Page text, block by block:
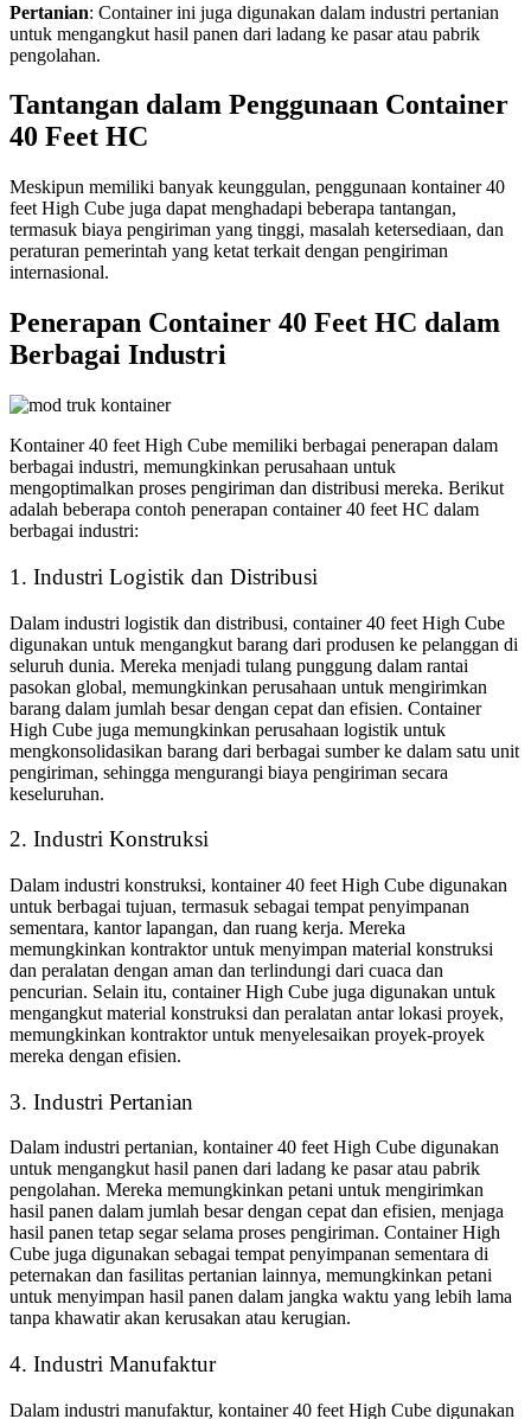
Pertanian: Container ini juga digunakan dalam industri pertanian
untuk mengangkut hasil panen dari ladang ke pasar atau pabrik
pengolahan.
Tantangan dalam Penggunaan Container
40 Feet HC
Meskipun memiliki banyak keunggulan, penggunaan kontainer 40
feet High Cube juga dapat menghadapi beberapa tantangan,
termasuk biaya pengiriman yang tinggi, masalah ketersediaan, dan
peraturan pemerintah yang ketat terkait dengan pengiriman
internasional.
Penerapan Container 40 Feet HC dalam
Berbagai Industri
Kontainer 40 feet High Cube memiliki berbagai penerapan dalam
berbagai industri, memungkinkan perusahaan untuk
mengoptimalkan proses pengiriman dan distribusi mereka. Berikut
adalah beberapa contoh penerapan container 40 feet HC dalam
berbagai industri:
1. Industri Logistik dan Distribusi
Dalam industri logistik dan distribusi, container 40 feet High Cube
digunakan untuk mengangkut barang dari produsen ke pelanggan di
seluruh dunia. Mereka menjadi tulang punggung dalam rantai
pasokan global, memungkinkan perusahaan untuk mengirimkan
barang dalam jumlah besar dengan cepat dan efisien. Container
High Cube juga memungkinkan perusahaan logistik untuk
mengkonsolidasikan barang dari berbagai sumber ke dalam satu unit
pengiriman, sehingga mengurangi biaya pengiriman secara
keseluruhan.
2. Industri Konstruksi
Dalam industri konstruksi, kontainer 40 feet High Cube digunakan
untuk berbagai tujuan, termasuk sebagai tempat penyimpanan
sementara, kantor lapangan, dan ruang kerja. Mereka
memungkinkan kontraktor untuk menyimpan material konstruksi
dan peralatan dengan aman dan terlindungi dari cuaca dan
pencurian. Selain itu, container High Cube juga digunakan untuk
mengangkut material konstruksi dan peralatan antar lokasi proyek,
memungkinkan kontraktor untuk menyelesaikan proyek-proyek
mereka dengan efisien.
3. Industri Pertanian
Dalam industri pertanian, kontainer 40 feet High Cube digunakan
untuk mengangkut hasil panen dari ladang ke pasar atau pabrik
pengolahan. Mereka memungkinkan petani untuk mengirimkan
hasil panen dalam jumlah besar dengan cepat dan efisien, menjaga
hasil panen tetap segar selama proses pengiriman. Container High
Cube juga digunakan sebagai tempat penyimpanan sementara di
peternakan dan fasilitas pertanian lainnya, memungkinkan petani
untuk menyimpan hasil panen dalam jangka waktu yang lebih lama
tanpa khawatir akan kerusakan atau kerugian.
4. Industri Manufaktur
Dalam industri manufaktur, kontainer 40 feet High Cube digunakan